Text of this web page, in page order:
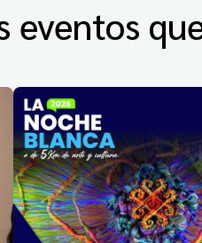
eventos